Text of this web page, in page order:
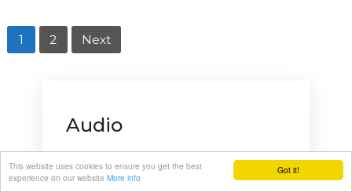
Got it!
This website uses cookies to ensure you get the best
experience on our website More info
Navigasi
1 2 Next
Audio
Kegunaan Mixer Audio,
Fitur-fitur & Fungsinya